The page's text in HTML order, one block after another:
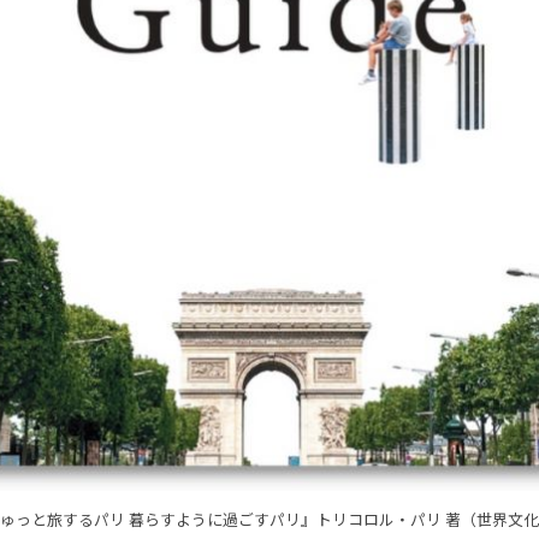
っと旅するパリ 暮らすように過ごすパリ』トリコロル・パリ 著（世界文